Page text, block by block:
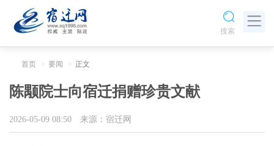
搜索
首页 要闻 正文
陈颙院士向宿迁捐赠珍贵文献
2026-05-09 08:50 来源：宿迁网